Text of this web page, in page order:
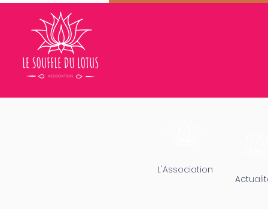
L'Association